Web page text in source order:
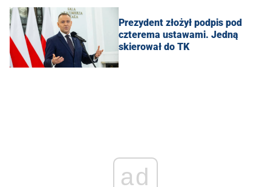
Prezydent złożył podpis pod
czterema ustawami. Jedną
skierował do TK
ad